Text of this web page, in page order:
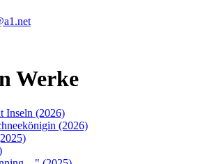
a1 .net
Werke
Inseln (2026)
(2026)